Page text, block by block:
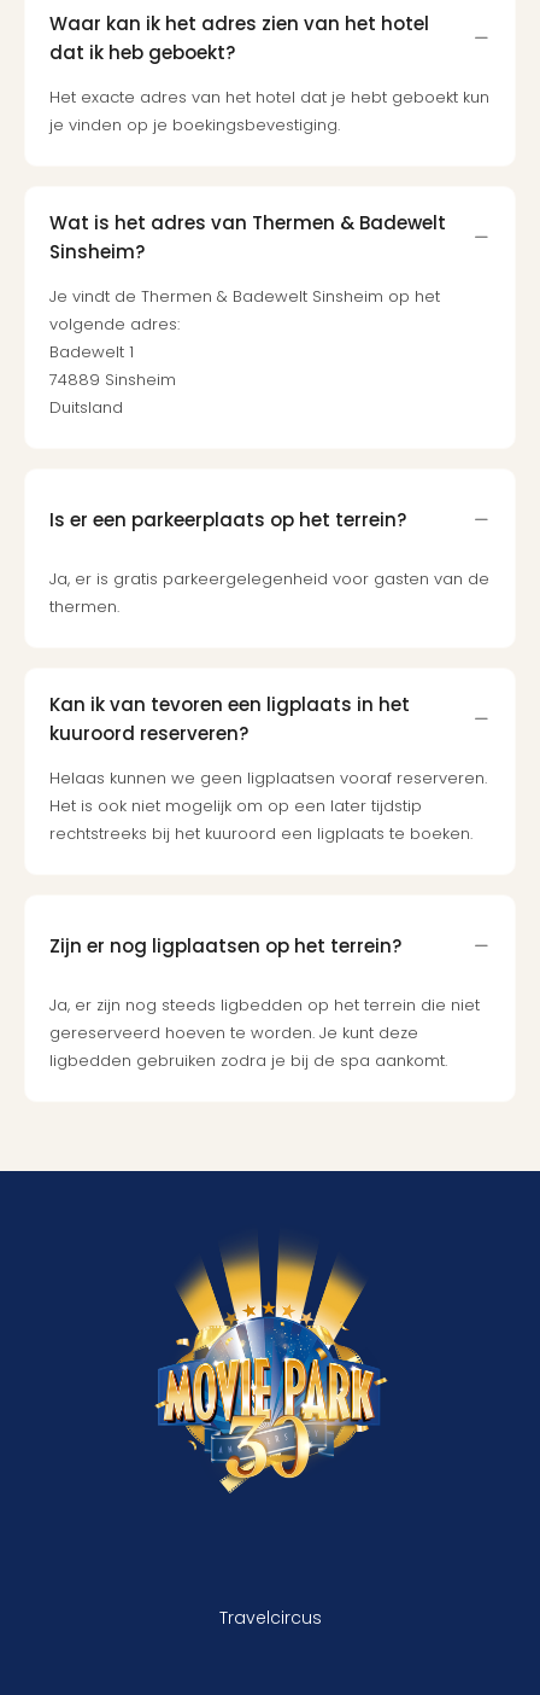
Waar kan ik het adres zien van het hotel
dat ik heb geboekt?
Het exacte adres van het hotel dat je hebt geboekt kun
je vinden op je boekingsbevestiging.
Wat is het adres van Thermen & Badewelt
Sinsheim?
Je vindt de Thermen & Badewelt Sinsheim op het
volgende adres:
Badewelt 1
74889 Sinsheim
Duitsland
Is er een parkeerplaats op het terrein?
Ja, er is gratis parkeergelegenheid voor gasten van de
thermen.
Kan ik van tevoren een ligplaats in het
kuuroord reserveren?
Helaas kunnen we geen ligplaatsen vooraf reserveren.
Het is ook niet mogelijk om op een later tijdstip
rechtstreeks bij het kuuroord een ligplaats te boeken.
Zijn er nog ligplaatsen op het terrein?
Ja, er zijn nog steeds ligbedden op het terrein die niet
gereserveerd hoeven te worden. Je kunt deze
ligbedden gebruiken zodra je bij de spa aankomt.
Travelcircus